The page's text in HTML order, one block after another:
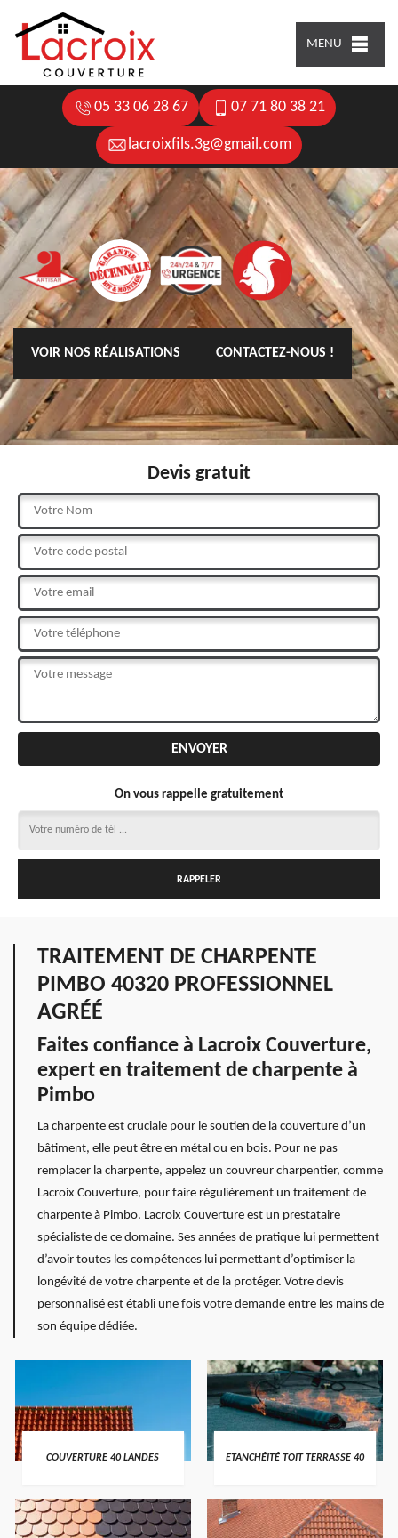
MENU
05 33 06 28 67 07 71 80 38 21
lacroixfils.3g@gmail.com
VOIR NOS RÉALISATIONS CONTACTEZ-NOUS !
Devis gratuit
On vous rappelle gratuitement
TRAITEMENT DE CHARPENTE
PIMBO 40320 PROFESSIONNEL
AGRÉÉ
Faites confiance à Lacroix Couverture,
expert en traitement de charpente à
Pimbo
La charpente est cruciale pour le soutien de la couverture d’un
bâtiment, elle peut être en métal ou en bois. Pour ne pas
remplacer la charpente, appelez un couvreur charpentier, comme
Lacroix Couverture, pour faire régulièrement un traitement de
charpente à Pimbo. Lacroix Couverture est un prestataire
spécialiste de ce domaine. Ses années de pratique lui permettent
d’avoir toutes les compétences lui permettant d’optimiser la
longévité de votre charpente et de la protéger. Votre devis
personnalisé est établi une fois votre demande entre les mains de
son équipe dédiée.
COUVERTURE 40 LANDES ETANCHÉITÉ TOIT TERRASSE 40